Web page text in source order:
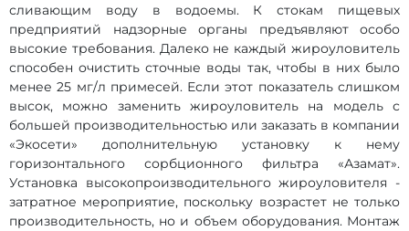
сливающим воду в водоемы. К стокам пищевых
предприятий надзорные органы предъявляют особо
высокие требования. Далеко не каждый жироуловитель
способен очистить сточные воды так, чтобы в них было
менее 25 мг/л примесей. Если этот показатель слишком
высок, можно заменить жироуловитель на модель с
большей производительностью или заказать в компании
«Экосети» дополнительную установку к нему
горизонтального сорбционного фильтра «Азамат».
Установка высокопроизводительного жироуловителя -
затратное мероприятие, поскольку возрастет не только
производительность, но и объем оборудования. Монтаж